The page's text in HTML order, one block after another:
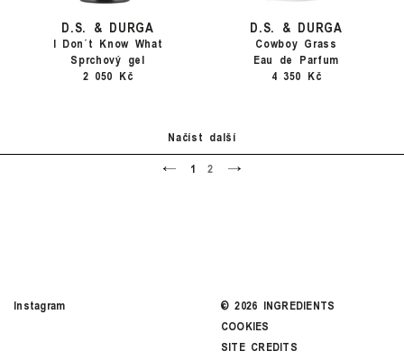
D.S. & DURGA
I Don´t Know What
Sprchový gel
2 050 Kč
D.S. & DURGA
Cowboy Grass
Eau de Parfum
4 350 Kč
Načíst další
1 2
Instagram ©2026 INGREDIENTS
COOKIES
SITE CREDITS